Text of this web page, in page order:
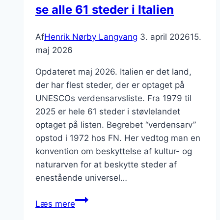
se alle 61 steder i Italien
AfHenrik Nørby Langvang 3. april 202615.
maj 2026
Opdateret maj 2026. Italien er det land,
der har flest steder, der er optaget på
UNESCOs verdensarvsliste. Fra 1979 til
2025 er hele 61 steder i støvlelandet
optaget på listen. Begrebet “verdensarv”
opstod i 1972 hos FN. Her vedtog man en
konvention om beskyttelse af kultur- og
naturarven for at beskytte steder af
enestående universel…
Læs mereUnesco,